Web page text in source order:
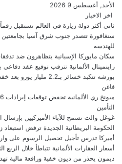
الأحد, أغسطس 9 2026
اخر الاخبار
ثاني أكثر دولة زيارة في العالم تستقبل
للهندسة
سكان مايوركا الإسبانية يتظاهرون ضد
راينميتال الألمانية تترقب توقيع عقد دفاعي بـ12.4 مليار يورو في
بورشه تتكبد خسائر بـ2.2
فاغن
التأمين
غوغل والت تسمح للآباء الأميركيين بإرسال
الحكومة البريطانية الجديدة ترفض
أميركا تدرس تأجيل تحصيل الرسوم على
أسعار العقارات الألمانية تتباطأ خلال الربع
ديمون يحذر من ديون خفية ورافعة مالية